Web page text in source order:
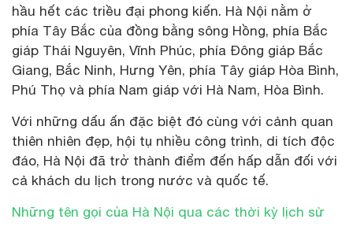
hầu hết các triều đại phong kiến. Hà Nội nằm ở
phía Tây Bắc của đồng bằng sông Hồng, phía Bắc
giáp Thái Nguyên, Vĩnh Phúc, phía Đông giáp Bắc
Giang, Bắc Ninh, Hưng Yên, phía Tây giáp Hòa Bình,
Phú Thọ và phía Nam giáp với Hà Nam, Hòa Bình.
Với những dấu ấn đặc biệt đó cùng với cảnh quan
thiên nhiên đẹp, hội tụ nhiều công trình, di tích độc
đáo, Hà Nội đã trở thành điểm đến hấp dẫn đối với
cả khách du lịch trong nước và quốc tế.
Những tên gọi của Hà Nội qua các thời kỳ lịch sử